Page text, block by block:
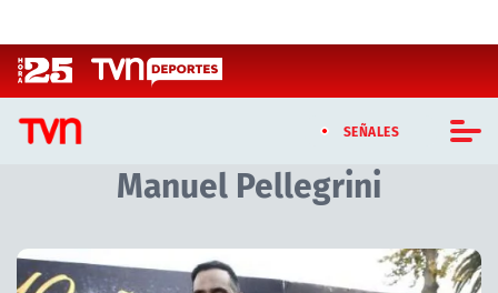
SEÑALES
CASTING MASTERCHEF CHILE
CASTING TVN VERTICAL
Manuel Pellegrini
Artículos relacionados con Manuel Pellegrini